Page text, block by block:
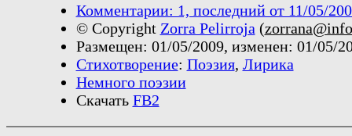
Комментарии: 1, последний от 11/05/
© Copyright Zorra Pelirroja (
Размещен: 01/05/2009, изменен: 01/05/
Стихотворение: Поэзия, Лирика
Немного поэзии
Скачать FB2